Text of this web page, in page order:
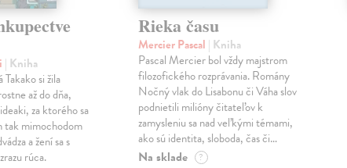
| Kniha
si žila
až do dňa,
za ktorého sa
tak mimochodom
a žení sa s
rúca.
Rieka času
Mercier Pascal | Kniha
Pascal Mercier bol vždy majstrom
filozofického rozprávania. Romány
Nočný vlak do Lisabonu či Váha slov
podnietili milióny čitateľov k
zamysleniu sa nad veľkými témami,
ako sú identita, sloboda, čas či…
Na sklade ?